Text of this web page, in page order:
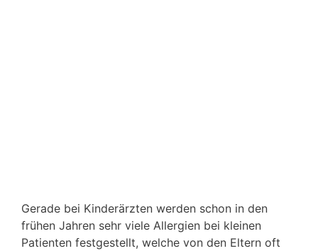
Gerade bei Kinderärzten werden schon in den
frühen Jahren sehr viele Allergien bei kleinen
Patienten festgestellt, welche von den Eltern oft